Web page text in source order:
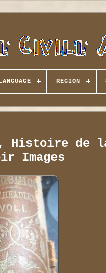
REGION
Histoire de
Images